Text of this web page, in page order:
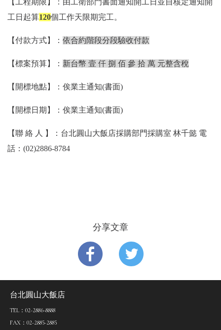
【工程期限】： 由工衛部門書面通知開工日並自核定通知開
工日起算120個工作天限期完工 。
【付款方式】： 依合約階段分段驗收付款
【標案預算】： 新台幣 壹 仟 捌 佰 參 拾 萬 元整含稅
【開標地點】：俟業主通知(書面)
【 開標日期 】：俟業主通知(書面)
【聯絡人
】：台北圓山大飯店採購部門採購室 林千懿 電
話： (02)2886-8784
分享文章
台北圓山大飯店
TEL：02-2886-8888
FAX：02-2885-2885